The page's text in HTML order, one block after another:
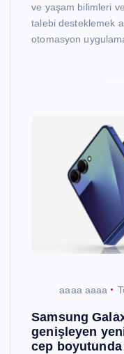
ve yaşam bilimleri
talebi desteklemek
otomasyon
aaaa aaaa
Samsung
genişleyen
cep